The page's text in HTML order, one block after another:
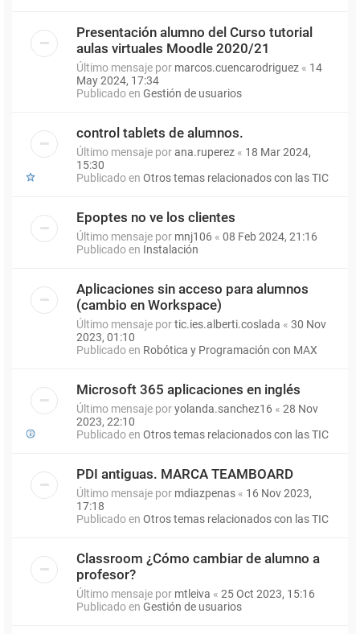
Presentación alumno del Curso tutorial
aulas virtuales Moodle 2020/21
Último mensaje por marcos.cuencarodriguez « 14
May 2024, 17:34
Publicado en Gestión de usuarios
control tablets de alumnos.
Último mensaje porana.ruperez « 18 Mar 2024,
15:30
Publicado en Otros temas relacionados con las TIC
Epoptes no ve los clientes
Último mensaje por mnj106 « 08 Feb 2024, 21:16
Publicado en Instalación
Aplicaciones sin acceso para alumnos
(cambio en Workspace)
Último mensaje portic.ies.alberti.coslada « 30 Nov
2023, 01:10
Publicado en Robótica y Programación con MAX
Microsoft 365 aplicaciones en inglés
Último mensaje poryolanda.sanchez16 « 28 Nov
2023, 22:10
Publicado en Otros temas relacionados con las TIC
PDI antiguas. MARCA TEAMBOARD
Último mensaje por mdiazpenas « 16 Nov 2023,
17:18
Publicado en Otros temas relacionados con las TIC
Classroom ¿Cómo cambiar de alumno a
profesor?
Último mensaje por mtleiva « 25 Oct 2023, 15:16
Publicado en Gestión de usuarios